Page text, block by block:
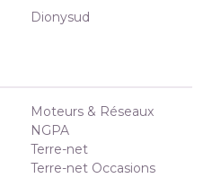
Dionysud
Moteurs & Réseaux
NGPA
Terre-net
Terre-net Occasions